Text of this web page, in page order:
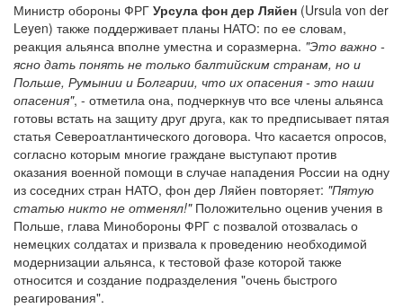
Министр обороны ФРГ Урсула фон дер Ляйен (Ursula von der
Leyen) также поддерживает планы НАТО: по ее словам,
реакция альянса вполне уместна и соразмерна. "Это важно -
ясно дать понять не только балтийским странам, но и
Польше, Румынии и Болгарии, что их опасения - это наши
опасения", - отметила она, подчеркнув что все члены альянса
готовы встать на защиту друг друга, как то предписывает пятая
статья Североатлантического договора. Что касается опросов,
согласно которым многие граждане выступают против
оказания военной помощи в случае нападения России на одну
из соседних стран НАТО, фон дер Ляйен повторяет: "Пятую
статью никто не отменял!"Положительно оценив учения в
Польше, глава Минобороны ФРГ с позвалой отозвалась о
немецких солдатах и призвала к проведению необходимой
модернизации альянса, к тестовой фазе которой также
относится и создание подразделения "очень быстрого
реагирования".